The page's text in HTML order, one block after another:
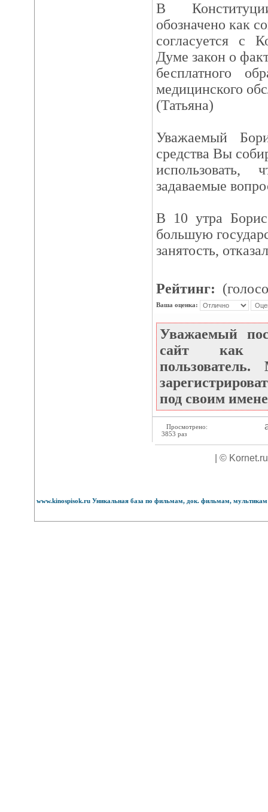
В
обозначено как
согласуется с
Думе закон о
бесплатного
медицинского
(Татьяна)
Уважаемый
средства Вы
задаваемые
В 10 утра
большую
занятость,
Рейтинг:
Ваша оценка:
Уважаемый
сайт как
под своим
Просмотрено:
3853 раз
| ©
www.kinospisok.ru Уникальная база по фильмам, док. фильмам,